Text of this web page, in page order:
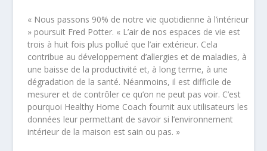
« Nous passons 90% de notre vie quotidienne à l’intérieur
» poursuit Fred Potter. « L’air de nos espaces de vie est
trois à huit fois plus pollué que l’air extérieur. Cela
contribue au développement d’allergies et de maladies, à
une baisse de la productivité et, à long terme, à une
dégradation de la santé. Néanmoins, il est difficile de
mesurer et de contrôler ce qu’on ne peut pas voir. C’est
pourquoi Healthy Home Coach fournit aux utilisateurs les
données leur permettant de savoir si l’environnement
intérieur de la maison est sain ou pas. »